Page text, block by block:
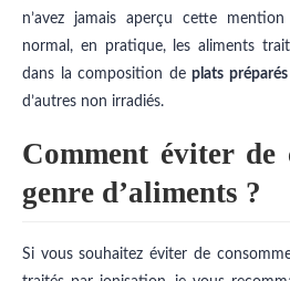
n’avez jamais aperçu cette
normal, en pratique, les aliments
dans la composition deplats préparés
d’autres non irradiés.
Comment éviter de
genre d’aliments ?
Si vous souhaitez éviter de